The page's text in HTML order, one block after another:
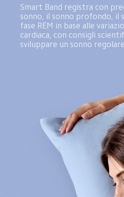
Smart Band registra con
sonno, il sonno profondo, il
fase REM in base alle
cardiaca, con consigli
sviluppare un sonno